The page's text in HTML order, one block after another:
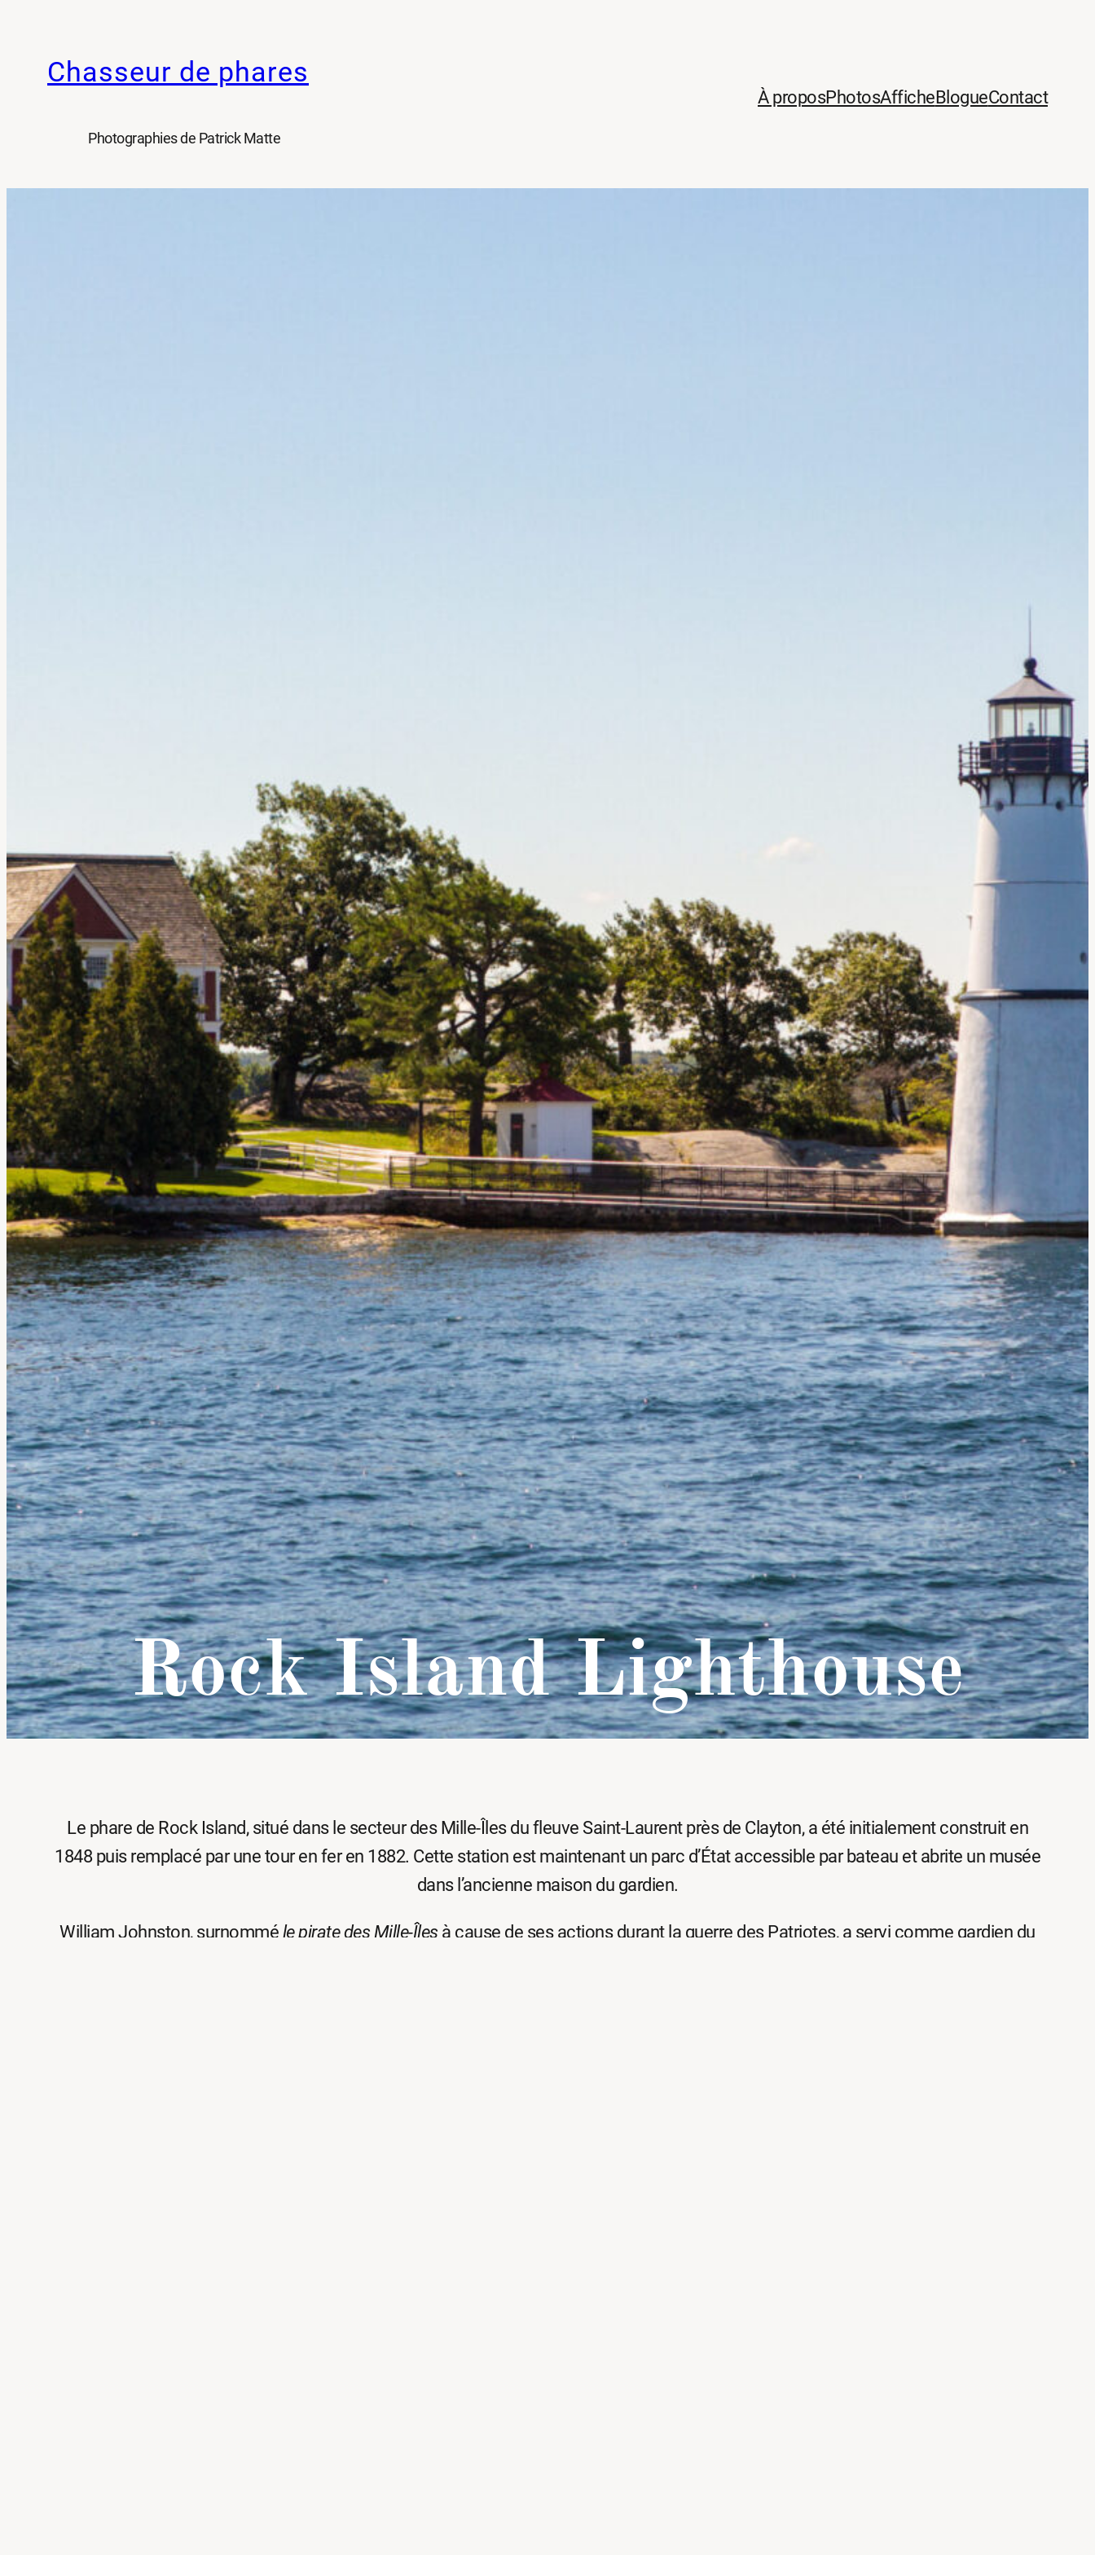
contenuChasseur de phares
Photographies de Patrick Matte
À proposPhotosAfficheBlogueContact
Rock Island Lighthouse
Le phare de Rock Island, situé dans le secteur des Mille-Îles du fleuve Saint-Laurent près de Clayton, a été initialement construit en
1848 puis remplacé par une tour en fer en 1882. Cette station est maintenant un parc d’État accessible par bateau et abrite un musée
dans l’ancienne maison du gardien.
William Johnston, surnomméle pirate des Mille-Îles à cause de ses actions durant la guerre des Patriotes, a servi comme gardien du